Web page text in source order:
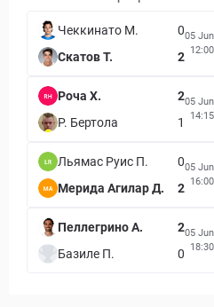
Чеккинато М.
0
Скатов Т.
2
05 Jun
12:00
Роча Х.
2
Р. Бертола
1
05 Jun
14:15
Льямас Руис П.
0
Мерида Агилар Д.
2
05 Jun
16:00
Пеллегрино А.
2
Базиле П.
0
05 Jun
18:30